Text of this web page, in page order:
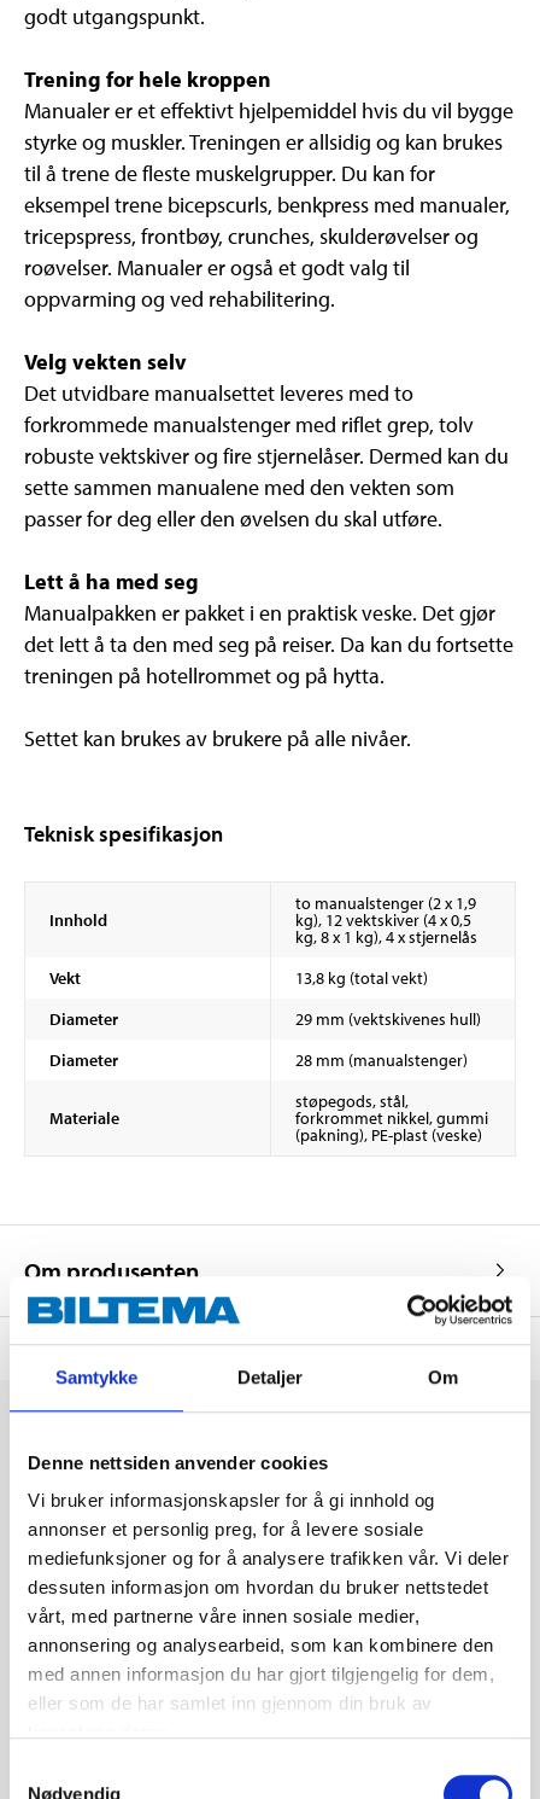
Samtykke Detaljer Om
Denne nettsiden anvender cookies
Vi bruker informasjonskapsler for å gi innhold og
annonser et personlig preg, for å levere sosiale
mediefunksjoner og for å analysere trafikken vår. Vi deler
dessuten informasjon om hvordan du bruker nettstedet
vårt, med partnerne våre innen sosiale medier,
annonsering og analysearbeid, som kan kombinere den
med annen informasjon du har gjort tilgjengelig for dem,
eller som de har samlet inn gjennom din bruk av
Nødvendig
godt utgangspunkt.
Trening for hele kroppen
Manualer er et effektivt hjelpemiddel hvis du vil bygge
styrke og muskler. Treningen er allsidig og kan brukes
til å trene de fleste muskelgrupper. Du kan for
eksempel trene bicepscurls, benkpress med manualer,
tricepspress, frontbøy, crunches, skulderøvelser og
roøvelser. Manualer er også et godt valg til
oppvarming og ved rehabilitering.
Velg vekten selv
Det utvidbare manualsettet leveres med to
forkrommede manualstenger med riflet grep, tolv
robuste vektskiver og fire stjernelåser. Dermed kan du
sette sammen manualene med den vekten som
passer for deg eller den øvelsen du skal utføre.
Lett å ha med seg
Manualpakken er pakket i en praktisk veske. Det gjør
det lett å ta den med seg på reiser. Da kan du fortsette
treningen på hotellrommet og på hytta.
Settet kan brukes av brukere på alle nivåer.
Teknisk spesifikasjon
Innhold
to manualstenger (2 x 1,9
kg), 12 vektskiver (4 x 0,5
kg, 8 x 1 kg), 4 x stjernelås
Vekt
13,8 kg (total vekt)
Diameter
29 mm (vektskivenes hull)
Diameter
28 mm (manualstenger)
Materiale
støpegods, stål,
forkrommet nikkel, gummi
(pakning), PE-plast (veske)
Om produsenten